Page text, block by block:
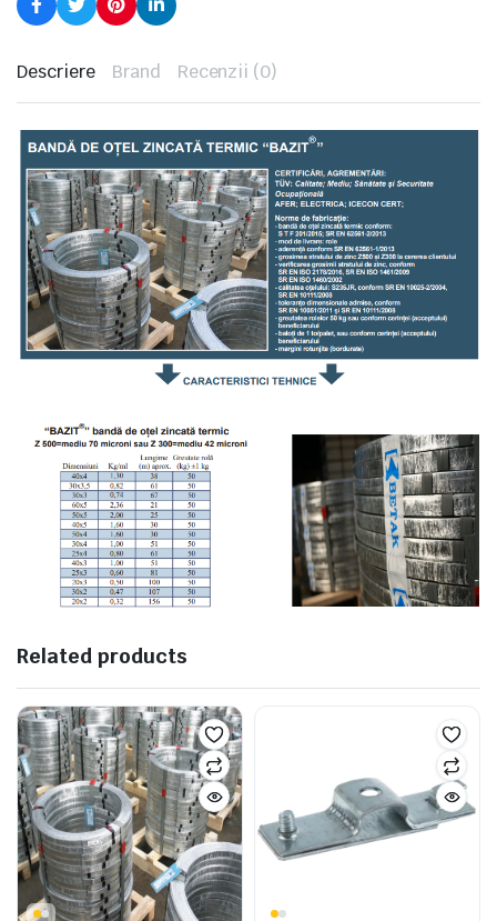
Descriere Brand Recenzii (0)
Related products